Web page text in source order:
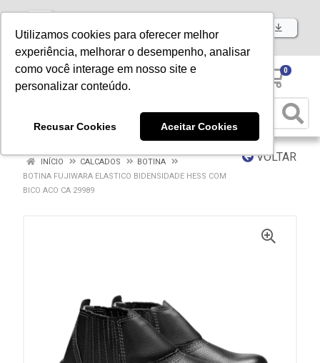
Utilizamos cookies para oferecer melhor
experiência, melhorar o desempenho, analisar
como você interage em nosso site e
personalizar conteúdo.
Recusar Cookies Aceitar Cookies
Baixe já nosso APP
0
VOLTAR
INÍCIO CALCADOS
BOTINA
BOTINA FUJIWARA ELASTICO BIDENSIDADE HESS COM
BICO ACO CA 29989